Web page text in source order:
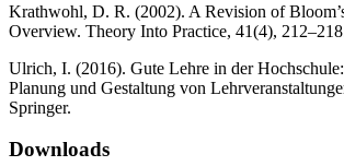
Krathwohl, D. R. (2002). A Revision of
Overview. Theory Into Practice, 41(4),
Ulrich, I. (2016). Gute Lehre in der
Planung und Gestaltung von
Springer.
Downloads